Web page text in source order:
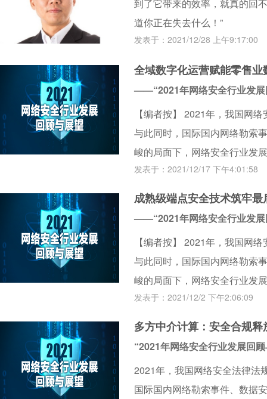
到了它带来的效率，就真的回
道你正在失去什么！”
发表于：2021/12/28 上午9:17:00
全域数字化运营赋能零售业
——“2021年网络安全行业发展
【编者按】 2021年，我国网
与此同时，国际国内网络勒索
峻的局面下，网络安全行业发
界关注的重中之重。因此，本
望”系列采访，邀请多家企业
发表于：2021/12/17 下午4:01:58
成熟级端点安全技术筑牢最
——“2021年网络安全行业发展
【编者按】 2021年，我国网
与此同时，国际国内网络勒索
峻的局面下，网络安全行业发
界关注的重中之重。因此，本
望”系列采访，邀请多家企业
发表于：2021/12/2 下午2:06:09
多方中介计算：安全合规释
“2021年网络安全行业发展回
2021年，我国网络安全法律法
国际国内网络勒索事件、数据